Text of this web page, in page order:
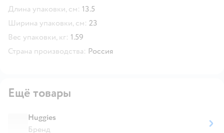
Длина упаковки, см: 13.5
Ширина упаковки, см: 23
Вес упаковки, кг: 1.59
Страна производства: Россия
Ещё товары
Huggies
Бренд